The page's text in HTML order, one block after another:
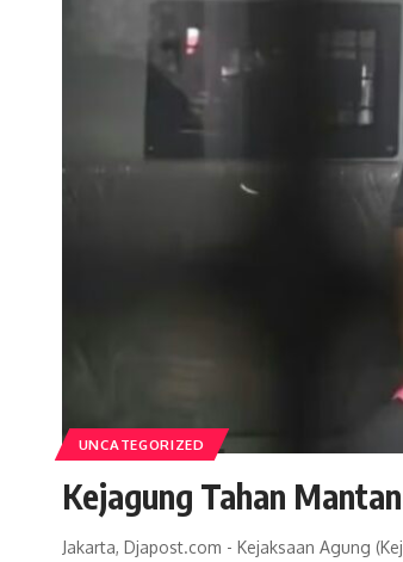
UNCATEGORIZED
Kejagung Tahan
Jakarta, Djapost.com - Kejaksaan Agung